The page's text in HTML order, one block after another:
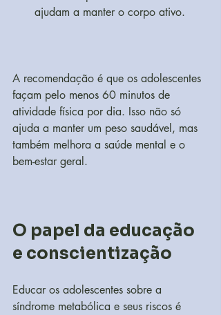
ajudam a manter o corpo ativo.
A recomendação é que os adolescentes
façam pelo menos 60 minutos de
atividade física por dia. Isso não só
ajuda a manter um peso saudável, mas
também melhora a saúde mental e o
bem-estar geral.
O papel da educação
e conscientização
Educar os adolescentes sobre a
síndrome metabólica e seus riscos é